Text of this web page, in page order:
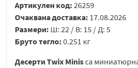
Артикулен код: 26259
Очаквана доставка: 17.08.2026
Размери: Ш: 22 / В: 15 / Д: 5
Бруто тегло: 0.251 кг
Десерти Twix Minisса